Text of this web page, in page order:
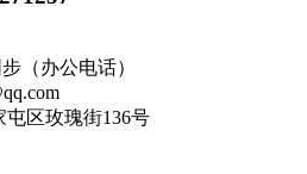
（办公电话）
区玫瑰街136号